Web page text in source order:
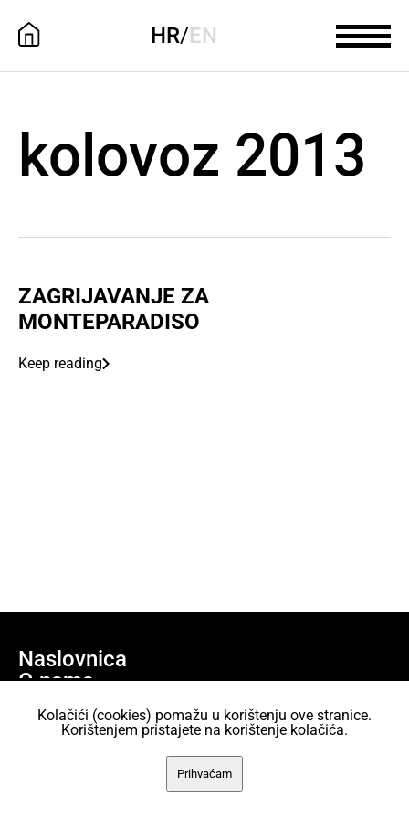
HR/EN
kolovoz 2013
ZAGRIJAVANJE ZA
MONTEPARADISO
Keep reading
Naslovnica
O nama
Učlani se
Projekti
AKC Attack Sav sadržaj dan je na korištenje pod licencom Creative
Kolačići (cookies) pomažu u korištenju ove stranice.
Korištenjem pristajete na korištenje kolačića.
Prihvaćam